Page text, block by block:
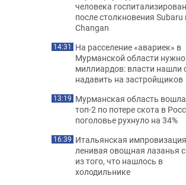
человека
после столкновения Subaru
Changan
14:31 На расселение «авариек» в
Мурманской области
миллиардов: власти нашли
надавить на застройщиков
13:19 Мурманская область
топ-2 по потере скота в
поголовье рухнуло на 34%
16:39 Итальянская
ленивая овощная лазанья
из того, что нашлось в
холодильнике